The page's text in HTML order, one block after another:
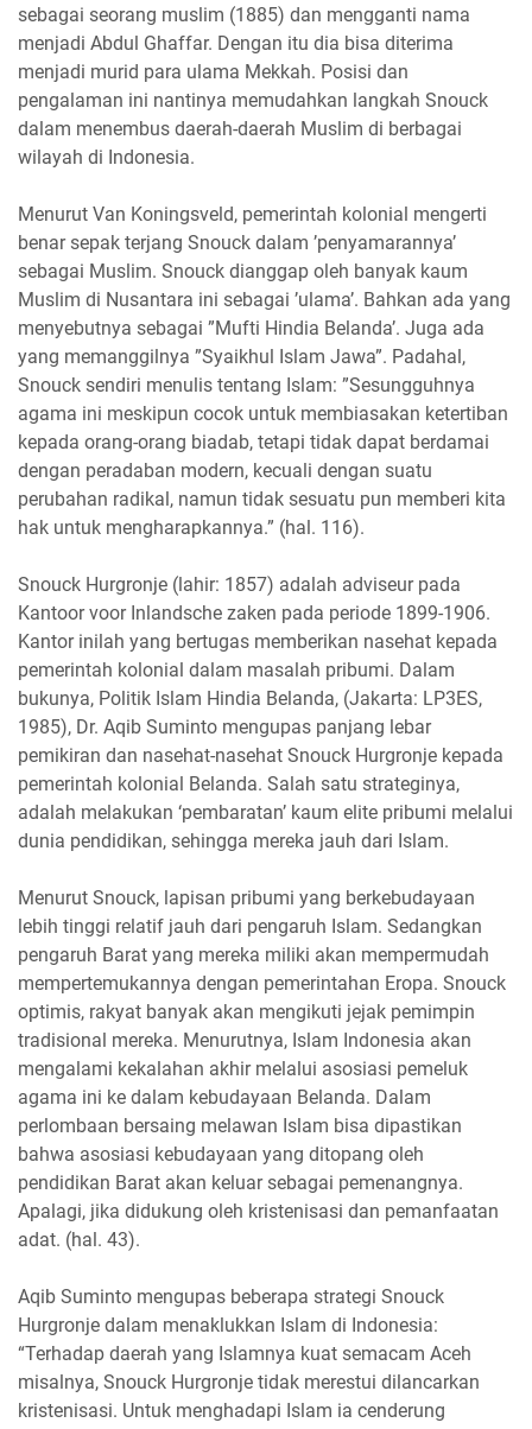
sebagai seorang muslim (1885) dan mengganti nama
menjadi Abdul Ghaffar. Dengan itu dia bisa diterima
menjadi murid para ulama Mekkah. Posisi dan
pengalaman ini nantinya memudahkan langkah Snouck
dalam menembus daerah-daerah Muslim di berbagai
wilayah di Indonesia.
Menurut Van Koningsveld, pemerintah kolonial mengerti
benar sepak terjang Snouck dalam ’penyamarannya’
sebagai Muslim. Snouck dianggap oleh banyak kaum
Muslim di Nusantara ini sebagai ’ulama’. Bahkan ada yang
menyebutnya sebagai ”Mufti Hindia Belanda’. Juga ada
yang memanggilnya ”Syaikhul Islam Jawa”. Padahal,
Snouck sendiri menulis tentang Islam: ”Sesungguhnya
agama ini meskipun cocok untuk membiasakan ketertiban
kepada orang-orang biadab, tetapi tidak dapat berdamai
dengan peradaban modern, kecuali dengan suatu
perubahan radikal, namun tidak sesuatu pun memberi kita
hak untuk mengharapkannya.” (hal. 116).
Snouck Hurgronje (lahir: 1857) adalah adviseur pada
Kantoor voor Inlandsche zaken pada periode 1899-1906.
Kantor inilah yang bertugas memberikan nasehat kepada
pemerintah kolonial dalam masalah pribumi. Dalam
bukunya, Politik Islam Hindia Belanda, (Jakarta: LP3ES,
1985), Dr. Aqib Suminto mengupas panjang lebar
pemikiran dan nasehat-nasehat Snouck Hurgronje kepada
pemerintah kolonial Belanda. Salah satu strateginya,
adalah melakukan ‘pembaratan’ kaum elite pribumi melalui
dunia pendidikan, sehingga mereka jauh dari Islam.
Menurut Snouck, lapisan pribumi yang berkebudayaan
lebih tinggi relatif jauh dari pengaruh Islam. Sedangkan
pengaruh Barat yang mereka miliki akan mempermudah
mempertemukannya dengan pemerintahan Eropa. Snouck
optimis, rakyat banyak akan mengikuti jejak pemimpin
tradisional mereka. Menurutnya, Islam Indonesia akan
mengalami kekalahan akhir melalui asosiasi pemeluk
agama ini ke dalam kebudayaan Belanda. Dalam
perlombaan bersaing melawan Islam bisa dipastikan
bahwa asosiasi kebudayaan yang ditopang oleh
pendidikan Barat akan keluar sebagai pemenangnya.
Apalagi, jika didukung oleh kristenisasi dan pemanfaatan
adat. (hal. 43).
Aqib Suminto mengupas beberapa strategi Snouck
Hurgronje dalam menaklukkan Islam di Indonesia:
“Terhadap daerah yang Islamnya kuat semacam Aceh
misalnya, Snouck Hurgronje tidak merestui dilancarkan
kristenisasi. Untuk menghadapi Islam ia cenderung